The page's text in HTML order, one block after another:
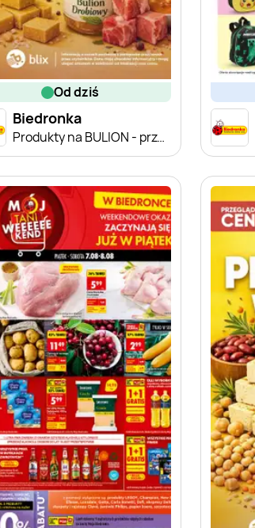
od dziś
Biedronka
Produkty na BULION - przegląd cen